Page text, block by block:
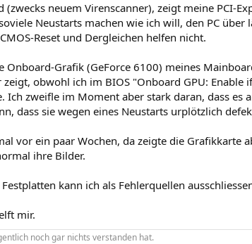
neuem Virenscanner), zeigt meine PCI-
Neustarts machen wie ich will, den PC über
Reset und Dergleichen helfen nicht.
Onboard-Grafik (GeForce 6100) meines
obwohl ich im BIOS "Onboard GPU: Enable
Ich zweifle im Moment aber stark daran, dass es
dass sie wegen eines Neustarts urplötzlich
vor ein paar Wochen, da zeigte die Grafikkarte
ihre Bilder.
kann ich als Fehlerquellen
mir.
noch gar nichts verstanden hat.